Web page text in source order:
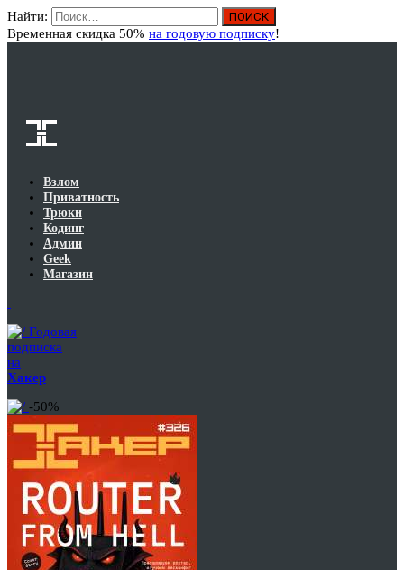
Найти:
Временная скидка 50% на годовую подписку!
Взлом
Приватность
Трюки
Кодинг
Админ
Geek
Магазин
Годовая
подписка
на
Хакер
-50%